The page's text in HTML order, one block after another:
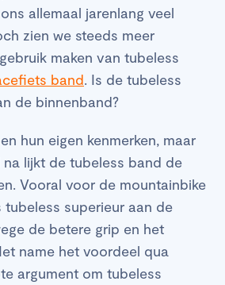
allemaal jarenlang veel
zien we steeds meer
maken van tubeless
band. Is de tubeless
de binnenband?
hun eigen kenmerken, maar
lijkt de tubeless band de
Vooral voor de mountainbike
tubeless superieur aan de
de betere grip en het
name het voordeel qua
argument om tubeless